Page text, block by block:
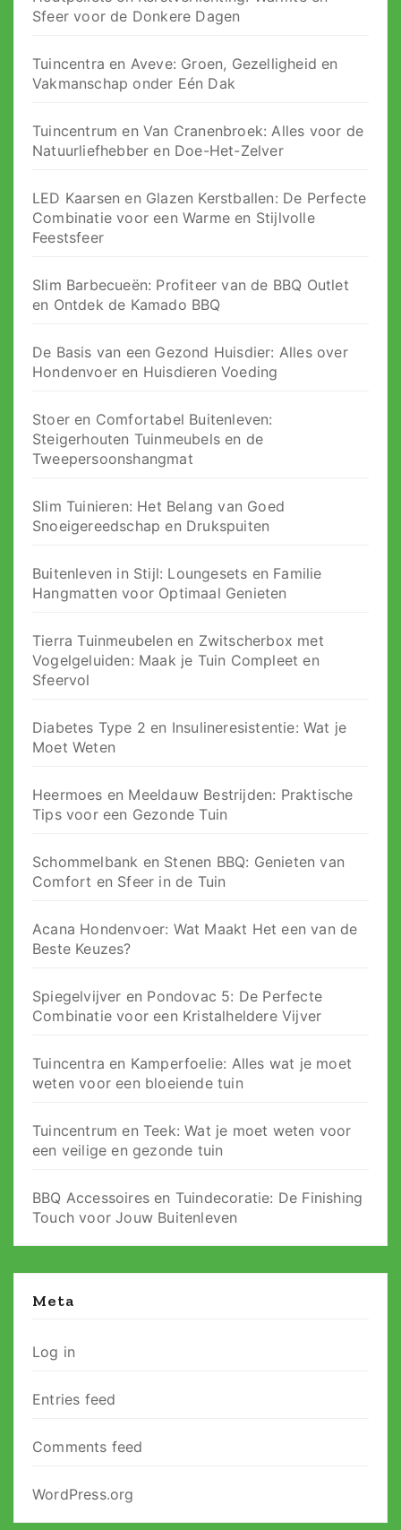
Sfeer voor de Donkere Dagen
Tuincentra en Aveve: Groen, Gezelligheid en
Vakmanschap onder Eén Dak
Tuincentrum en Van Cranenbroek: Alles voor de
Natuurliefhebber en Doe-Het-Zelver
LED Kaarsen en Glazen Kerstballen: De Perfecte
Combinatie voor een Warme en Stijlvolle
Feestsfeer
Slim Barbecueën: Profiteer van de BBQ Outlet
en Ontdek de Kamado BBQ
De Basis van een Gezond Huisdier: Alles over
Hondenvoer en Huisdieren Voeding
Stoer en Comfortabel Buitenleven:
Steigerhouten Tuinmeubels en de
Tweepersoonshangmat
Slim Tuinieren: Het Belang van Goed
Snoeigereedschap en Drukspuiten
Buitenleven in Stijl: Loungesets en Familie
Hangmatten voor Optimaal Genieten
Tierra Tuinmeubelen en Zwitscherbox met
Vogelgeluiden: Maak je Tuin Compleet en
Sfeervol
Diabetes Type 2 en Insulineresistentie: Wat je
Moet Weten
Heermoes en Meeldauw Bestrijden: Praktische
Tips voor een Gezonde Tuin
Schommelbank en Stenen BBQ: Genieten van
Comfort en Sfeer in de Tuin
Acana Hondenvoer: Wat Maakt Het een van de
Beste Keuzes?
Spiegelvijver en Pondovac 5: De Perfecte
Combinatie voor een Kristalheldere Vijver
Tuincentra en Kamperfoelie: Alles wat je moet
weten voor een bloeiende tuin
Tuincentrum en Teek: Wat je moet weten voor
een veilige en gezonde tuin
BBQ Accessoires en Tuindecoratie: De Finishing
Touch voor Jouw Buitenleven
Meta
Log in
Entries feed
Comments feed
WordPress.org